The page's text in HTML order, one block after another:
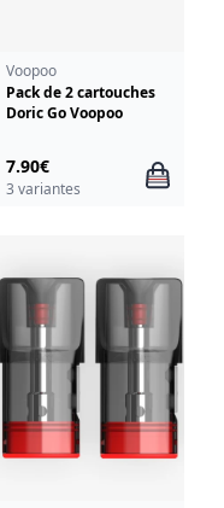
Voopoo
Pack de 2 cartouches
Doric Go Voopoo
7.90€
3 variantes